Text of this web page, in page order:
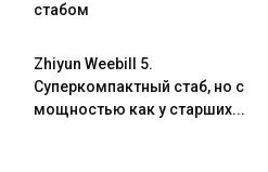
стабом
Zhiyun Weebill 5.
Cуперкомпактный стаб, но с
мощностью как у старших...